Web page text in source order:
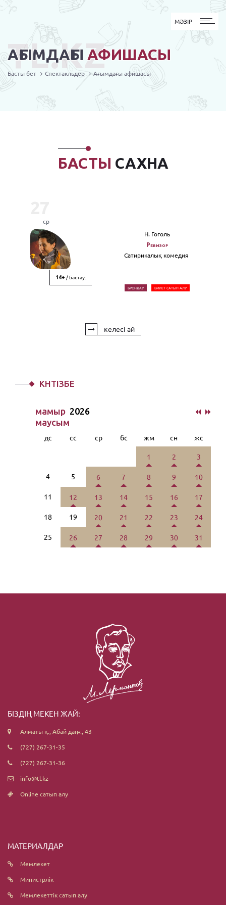
MӘЗІР
МӘЗІР
АҒЫМДАҒЫ АФИШАСЫ
TL.KZ
Басты бет Спектакльдер Ағымдағы афишасы
БАСТЫ САХНА
ср
14+ / Бастау:
Н. Гоголь
Ревизор
Сатирикалық комедия
БРОНДАУ БИЛЕТ САТЫП АЛУ
келесі ай
КҮНТІЗБЕ
мамыр 2026
маусым
дс сс ср бс жм сн жс
1 2 3
4 5 6 7 8 9 10
11 12 13 14 15 16 17
18 19 20 21 22 23 24
25 26 27 28 29 30 31
БІЗДІҢ МЕКЕН ЖАЙ:
Алматы қ., Абай даңғ., 43
(727) 267-31-35
(727) 267-31-36
info@tl.kz
Online сатып алу
МАТЕРИАЛДАР
Мемлекет
Министрлік
Мемлекеттік сатып алу